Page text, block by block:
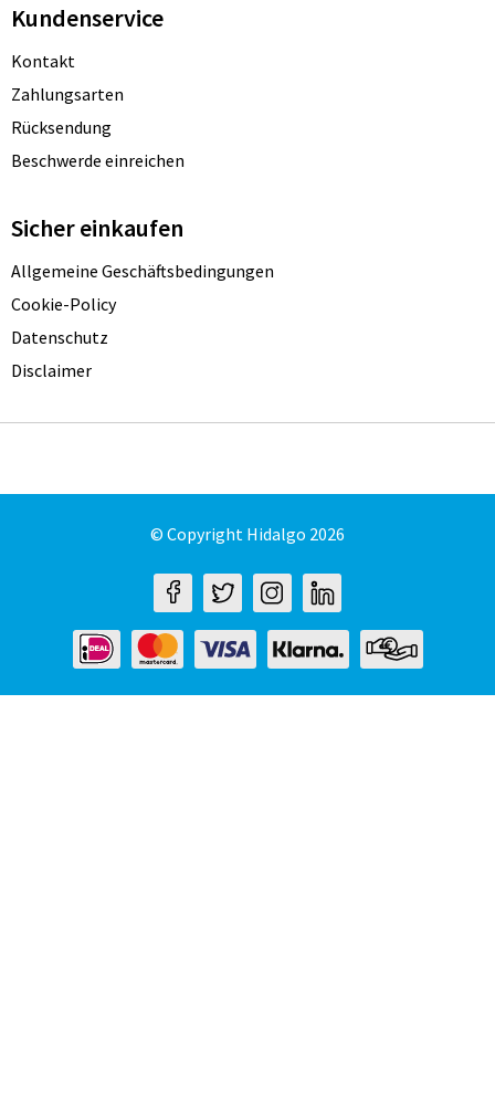
Kundenservice
Kontakt
Zahlungsarten
Rücksendung
Beschwerde einreichen
Sicher einkaufen
Allgemeine Geschäftsbedingungen
Cookie-Policy
Datenschutz
Disclaimer
© Copyright Hidalgo 2026